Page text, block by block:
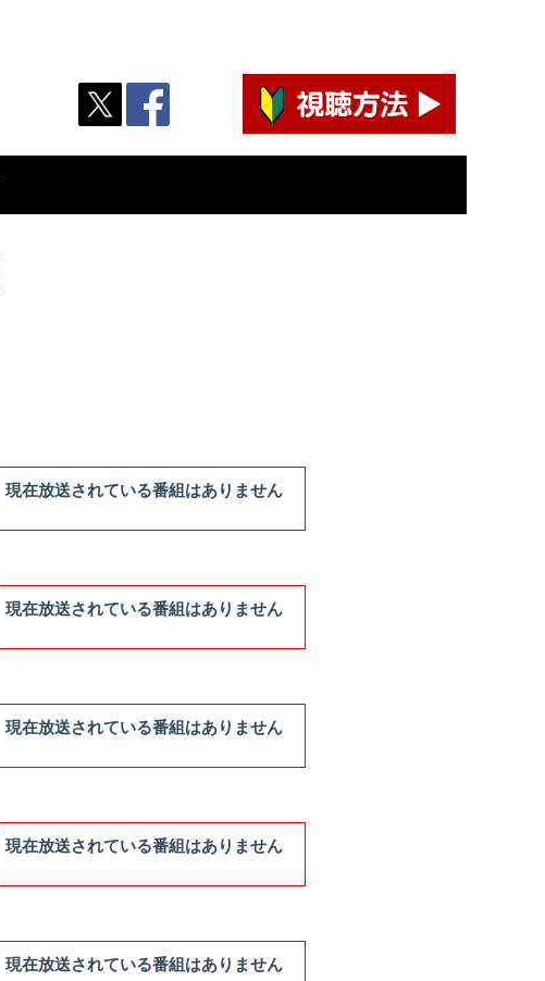
現在放送されている番組はありません
現在放送されている番組はありません
現在放送されている番組はありません
現在放送されている番組はありません
現在放送されている番組はありません